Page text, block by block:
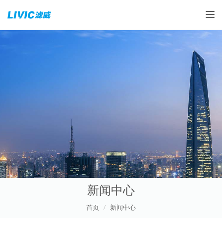
新闻中心
首页 新闻中心